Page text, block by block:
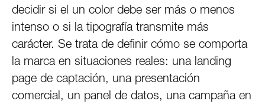
decidir si el un color debe ser más o menos
intenso o si la tipografía transmite más
carácter. Se trata de definir cómo se comporta
la marca en situaciones reales: una landing
page de captación, una presentación
comercial, un panel de datos, una campaña en